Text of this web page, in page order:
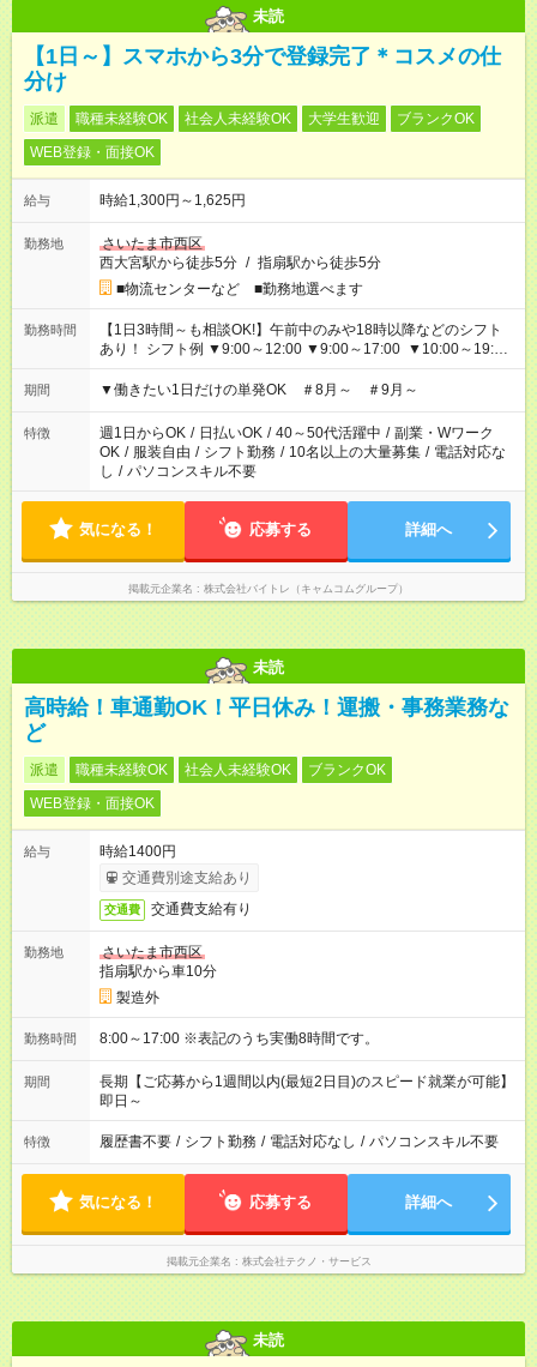
未読
【1日～】スマホから3分で登録完了＊コスメの仕
分け
派遣 職種未経験OK 社会人未経験OK 大学生歓迎
ブランクOK
WEB登録・面接OK
給与 時給1,300円～1,625円
勤務地
さいたま市西区
西大宮駅から徒歩5分 / 指扇駅から徒歩5分
■物流センターなど ■勤務地選べます
勤務時間
【1日3時間～も相談OK!】午前中のみや18時以降などのシフト
あり！ シフト例 ▼9:00～12:00 ▼9:00～17:00 ▼10:00～19:00
▼18:00～21:00
期間 ▼働きたい1日だけの単発OK ＃8月～ ＃9月～
特徴 週1日からOK / 日払いOK / 40～50代活躍中 / 副業・Wワーク
OK / 服装自由 / シフト勤務 / 10名以上の大量募集 / 電話対応な
し / パソコンスキル不要
気になる！ 応募する 詳細へ
掲載元企業名 株式会社バイトレ（キャムコムグループ）
未読
高時給！車通勤OK！平日休み！運搬・事務業務な
ど
派遣 職種未経験OK 社会人未経験OK
ブランクOK
WEB登録・面接OK
給与
時給1400円
交通費別途支給あり
交通費 交通費支給有り
勤務地
さいたま市西区
指扇駅から車10分
製造外
勤務時間 8:00～17:00 ※表記のうち実働8時間です。
期間
長期【ご応募から1週間以内(最短2日目)のスピード就業が可能】
即日～
特徴 履歴書不要 / シフト勤務 / 電話対応なし / パソコンスキル不要
気になる！ 応募する 詳細へ
掲載元企業名 株式会社テクノ・サービス
未読